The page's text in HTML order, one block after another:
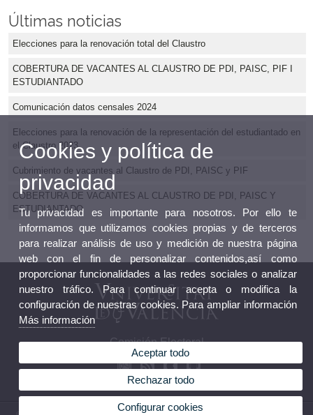
Últimas noticias
Elecciones para la renovación total del Claustro
COBERTURA DE VACANTES AL CLAUSTRO DE PDI, PAISC, PIF I
ESTUDIANTADO
Comunicación datos censales 2024
Elecciones para la renovación de la representación del estudiantado en
el Claustro 2023
Cubrimiento de vacantes al Claustro de PDI, PAISC y PIF
COBERTURA DE VACANTES AL CLAUSTRO DE PDI, PAISC Y
ESTUDIANTADO
Comisión Electoral
Cookies y política de
privacidad
Tu privacidad es importante para nosotros. Por ello te
informamos que utilizamos cookies propias y de terceros
para realizar análisis de uso y medición de nuestra página
web con el fin de personalizar contenidos,así como
proporcionar funcionalidades a las redes sociales o analizar
nuestro tráfico. Para continuar acepta o modifica la
configuración de nuestras cookies. Para ampliar información
Más información
Aceptar todo
Rechazar todo
Configurar cookies